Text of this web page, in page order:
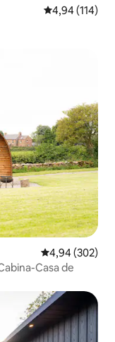
4,94 de uma
4,94 (114)
4,94 de uma
4,94 (302)
Casa de